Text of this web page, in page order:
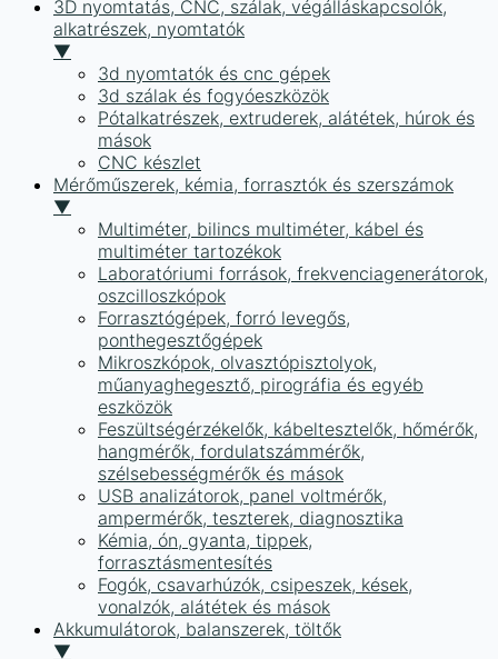
3D nyomtatás, CNC, szálak, végálláskapcsolók,
alkatrészek, nyomtatók
▼
3d nyomtatók és cnc gépek
3d szálak és fogyóeszközök
Pótalkatrészek, extruderek, alátétek, húrok és
mások
CNC készlet
Mérőműszerek, kémia, forrasztók és szerszámok
▼
Multiméter, bilincs multiméter, kábel és
multiméter tartozékok
Laboratóriumi források, frekvenciagenerátorok,
oszcilloszkópok
Forrasztógépek, forró levegős,
ponthegesztőgépek
Mikroszkópok, olvasztópisztolyok,
műanyaghegesztő, pirográfia és egyéb
eszközök
Feszültségérzékelők, kábeltesztelők, hőmérők,
hangmérők, fordulatszámmérők,
szélsebességmérők és mások
USB analizátorok, panel voltmérők,
ampermérők, teszterek, diagnosztika
Kémia, ón, gyanta, tippek,
forrasztásmentesítés
Fogók, csavarhúzók, csipeszek, kések,
vonalzók, alátétek és mások
Akkumulátorok, balanszerek, töltők
▼